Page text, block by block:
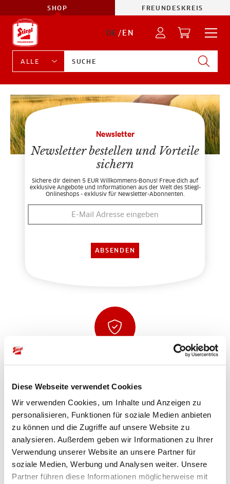
Diese Webseite verwendet Cookies
Wir verwenden Cookies, um Inhalte und Anzeigen zu
personalisieren, Funktionen für soziale Medien anbieten
zu können und die Zugriffe auf unsere Website zu
analysieren. Außerdem geben wir Informationen zu Ihrer
Verwendung unserer Website an unsere Partner für
soziale Medien, Werbung und Analysen weiter. Unsere
Partner führen diese Informationen möglicherweise mit
SHOP FREUNDESKREIS
DE/EN
Newsletter
Newsletter bestellen und Vorteile
sichern
Sichere dir deinen 5 EUR Willkommens-Bonus! Freue dich auf
exklusive Angebote und Informationen aus der Welt des Stiegl-
Onlineshops - exklusiv für Newsletter-Abonnenten.
Sicher einkaufen und bezahlen